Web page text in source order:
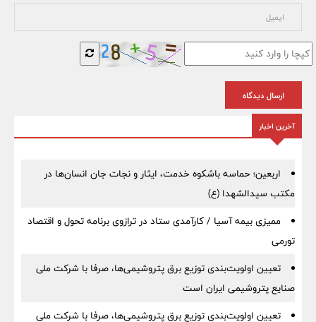
ارسال دیدگاه
آخرین اخبار
اربعین؛ حماسه باشکوه خدمت، ایثار و نجات جان انسان‌ها در
مکتب سیدالشهدا (ع)
ممیزی بیمه آسیا / کارآمدی ستاد در ترازوی برنامه تحول و اقتصاد
تورمی
تعیین اولویت‌بندی توزیع برق پتروشیمی‌ها، صرفا با شرکت ملی
صنایع پتروشیمی ایران است
تعیین اولویت‌بندی توزیع برق پتروشیمی‌ها، صرفا با شرکت ملی